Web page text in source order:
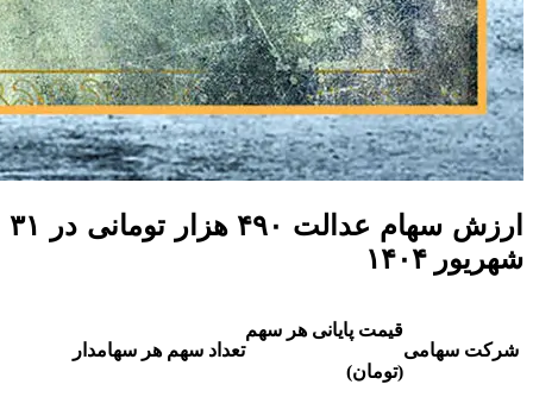
ارزش سهام عدالت ۴۹۰ هزار تومانی در ۳۱
شهریور ۱۴۰۴
شرکت سهامی
قیمت پایانی هر سهم
(تومان)
تعداد سهم هر سهامدار